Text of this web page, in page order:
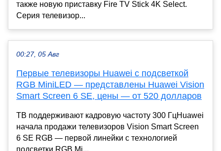
также новую приставку Fire TV Stick 4K Select.
Серия телевизор...
00:27, 05 Авг
Первые телевизоры Huawei с подсветкой
RGB MiniLED — представлены Huawei Vision
Smart Screen 6 SE, цены — от 520 долларов
ТВ поддерживают кадровую частоту 300 ГцHuawei
начала продажи телевизоров Vision Smart Screen
6 SE RGB — первой линейки с технологией
подсветки RGB Mi...